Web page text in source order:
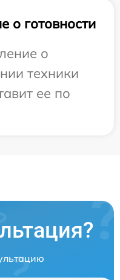
о готовности
о
техники
ее по